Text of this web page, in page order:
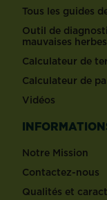
Tous les guides
Outil de
mauvaises herbes
Calculateur de
Calculateur de
Vidéos
Notre Mission
Contactez-nous
Qualités et